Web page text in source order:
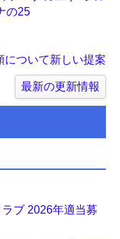
の25
について新しい提案
最新の更新情報
ブ 2026年適当募